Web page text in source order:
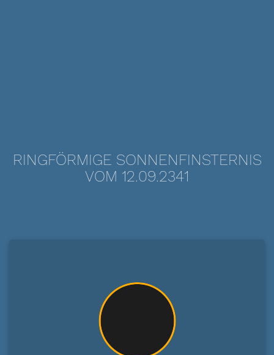
RINGFÖRMIGE SONNENFINSTERNIS
VOM 12.09.2341